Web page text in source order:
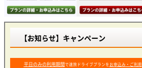
【お知らせ】キャンペーン
平日のみの利用期間で速旅ドライブプランをお申込み・ご利用